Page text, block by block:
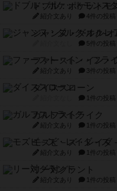
ドブル：ポケットモ
紹介文あり 4件の投稿
ジャンヌ・ダルク-
5件の投稿
ファースト・イン・
紹介文あり 3件の投稿
ダイススローン
1件の投稿
ガルフストライク
紹介文あり 1件の投稿
モズビ－ズ・レイダ
紹介文あり 1件の投稿
リー対グラント
紹介文あり 1件の投稿